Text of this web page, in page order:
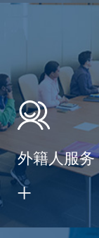
外籍人服务